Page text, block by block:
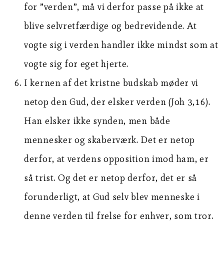
for ”verden”, må vi derfor passe på ikke at
blive selvretfærdige og bedrevidende. At
vogte sig i verden handler ikke mindst som at
vogte sig for eget hjerte.
I kernen af det kristne budskab møder vi
netop den Gud, der elsker verden (Joh 3,16).
Han elsker ikke synden, men både
mennesker og skaberværk. Det er netop
derfor, at verdens opposition imod ham, er
så trist. Og det er netop derfor, det er så
forunderligt, at Gud selv blev menneske i
denne verden til frelse for enhver, som tror.